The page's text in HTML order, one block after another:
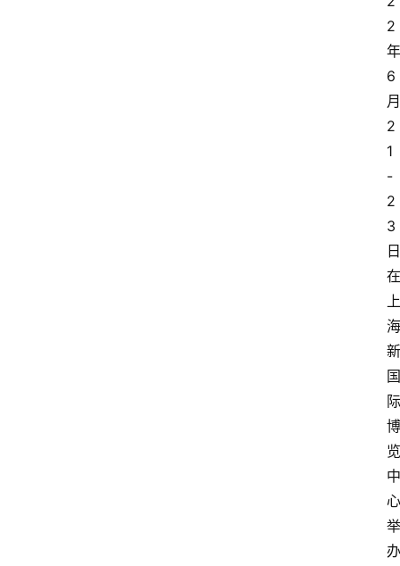
2
年
6
月
2
1
-
2
3
日
在
上
海
新
国
际
博
览
中
心
举
办